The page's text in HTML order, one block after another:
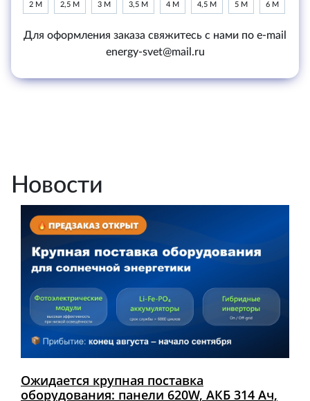
2 М 2,5 М 3 М 3,5 М 4 М 4,5 М 5 М 6 М
Для оформления заказа свяжитесь с нами по e-mail
energy-svet@mail.ru
Новости
Ожидается крупная поставка
оборудования: панели 620W, АКБ 314 Ач,